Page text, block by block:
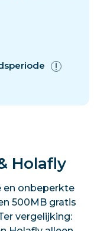
Holafly
en onbeperkte
500MB gratis
vergelijking: